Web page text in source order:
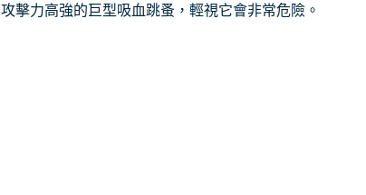
攻擊力高強的巨型吸血跳蚤，輕視它會非常危險。